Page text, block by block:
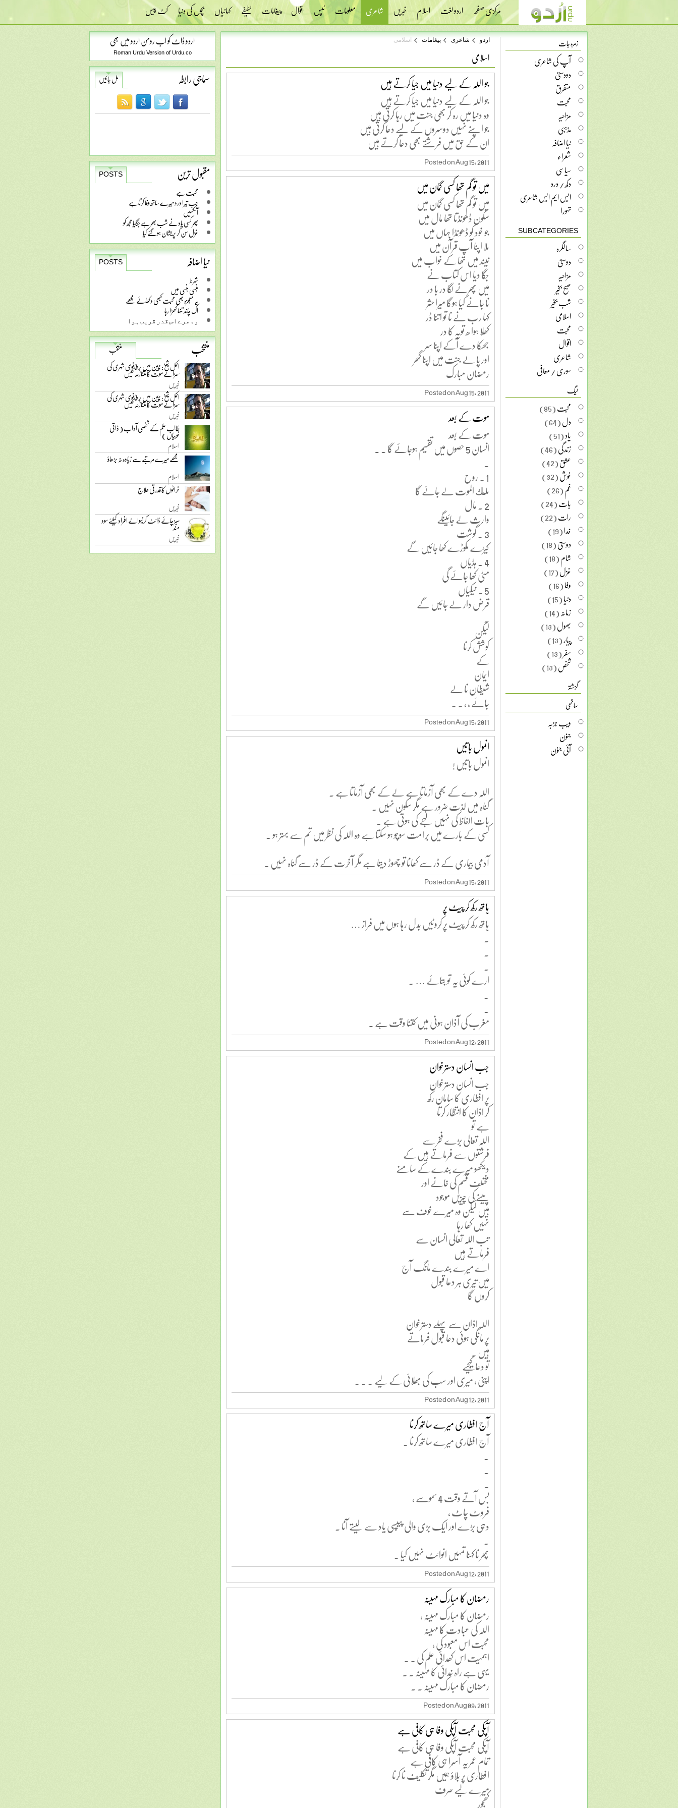
مرکزی صفحہ اردو لغت اسلام خبریں شاعری معلومات ٹپس اقوال پیغامات لطیفے کہانیاں بچوں کی دنیا کٹ پیس
اردو ڈاٹ کو اب رومن اردو میں بھی
Roman Urdu Version of Urdu.co
سماجی رابطہ مل جائیں
مقبول ترین
POSTS
محبت ہے
جب تیرا درد میرے ساتھ وفا کرتا ہے
آنکھیں
پھر کسی یاد نے شب بھر ہے جگایا مجھ کو
غزل سن کر پریشان ہو گئے کیا
نیا اضافہ
POSTS
شرط
ہنسی ہنسی میں
یہ معجزہ بھی محبت کبھی دکھائے مجھے
اک چاند تنہا کھڑا رہا
ﻭﮦ ﻣﺮﮮ ﺍﺱ ﻗﺪﺭ ﻗﺮﯾﺐ ﮨﻮﺍ
منتخب
منتخب
اکمل شیخ: چین میں برطانوی شہری کی
سزائے موت کا متنازعہ کیس
خبریں
اکمل شیخ: چین میں برطانوی شہری کی
سزائے موت کا متنازعہ کیس
خبریں
طالب علم کے شخصی آداب ( ذاتی
خوبیاں )
اسلام
مجھے میرے مرتبے سے زیادہ نہ بڑھاؤ
اسلام
خراٹوں کا قدرتی علاج
خبریں
سبز چائے ڈائٹ کرنیوالے افراد کیلئے سود
مند
خبریں
اردو شاعری پیغامات اسلامی
اسلامی
جو اللہ کے لیے دنیا میں جیا کرتے ہیں
جو اللہ کے لیے دنیا میں جیا کرتے ہیں
وہ دنیا میں رہ کر بھی جنت میں رہا کرتی ہیں
جو اپنے نہیں دوسروں کے لیے دعا کرتی ہیں
ان کے حق میں فرشتے بھی دعا کرتے ہیں
Posted on Aug 15, 2011
میں تو گم تھا کسی گمان میں
میں تو گم تھا کسی گمان میں
سکون ڈھونڈتا تھا مال میں
جو خود کو ڈھونڈا جہاں میں
ملا اپنا آپ قرآن میں
نیند میں تھا کے خواب میں
جگا دیا اس کتاب نے
میں پھرنے لگا در با در
نا جانے کیا ہوگا میرا حشر
کہا رب نے نا تو اتنا ڈر
کھلا ہوا ھ توبہ کا در
جھکا دے آکے اپنا سر
اور پا لے جنت میں اپنا گھر
رمضان مبارک
Posted on Aug 15, 2011
موت کے بعد
موت کے بعد
انسان 5 حصوں میں تقسیم ہوجائے گا . .
.
1 . روح
ملك الموت لے جائے گا
2 . مال
وارث لے جائینگے
3 . گوشت
کیڑے مکوڑے کھا جائیں گے
4 . ہڈیاں
مٹی کھا جائے گی
5 . نیکیاں
قرض دار لے جائیں گے
.
لیکن
کوشش کرنا
کے
ایمان
شیطان نا لے
جائے ، ، . .
Posted on Aug 15, 2011
انمول باتیں
انمول باتیں !
اللہ دے کے بھی آزماتا ہے لے کے بھی آزماتا ہے .
گناہ میں لذت ضرور ہے مگر سکون نہیں .
بات الفاظ کی نہیں لہجے کی ہوتی ہے .
کسی کے بارے میں برا مت سوچو ہو سکتا ہے وہ اللہ کی نظر میں تم سے بہتر ہو .
آدمی بیماری کے ڈر سے کھانا تو چھوڑ دیتا ہے مگر آخرت کے ڈر سے گناہ نہیں .
Posted on Aug 15, 2011
ہاتھ رکھ کر پیٹ پر
ہاتھ رکھ کر پیٹ پر کروٹیں بدل رہا ہوں میں فراز …
.
.
.
ارے کوئی یہ تو بتائے … .
.
.
مغرب کی آذان ہونی میں کتنا وقت ہے .
Posted on Aug 12, 2011
جب انسان دسترخوان
جب انسان دسترخوان
پر افطاری کا سامان رکھ
کر اذان کا انتظار کرتا
ہے تو
اللہ تعالی بڑے فخر سے
فرشتوں سے فرماتے ہیں کے
دیکھو میرے بندے کے سامنے
مختلف قسم کی خانے اور
پینے کی چیزیں موجود
ہیں لیکن وہ میرے خوف سے
نہیں کھا رہا
تب اللہ تعالی انسان سے
فرماتے ہیں
اے میرے بندے مانگ آج
میں تیری ہر دعا قبول
کروں گا
اللہ اذان سے پہلے دسترخوان
پر مانگی ہوئی دعا قبول فرماتے
ہیں .
تو دعا کیجیے
اپنی ، میری اور سب کی بھلائی کے لیے . . .
Posted on Aug 12, 2011
آج افطاری میرے ساتھ کرنا
آج افطاری میرے ساتھ کرنا .
.
.
.
بس آتے وقت 4 سموسے ،
فروٹ چاٹ ،
دہی بڑے اور ایک بڑی والی پیپسی یاد سے لیتے آنا .
.
پھر نا کہنا تمہیں انوائٹ نہیں کیا .
Posted on Aug 12, 2011
رمضان کا مبارک مہینہ
رمضان کا مبارک مہینہ ،
اللہ کی عبادت کا مہینہ
محبت اس معبود کی ،
اہمیت اس کھدائی علم کی . .
یہی ہے راہ خدائی کا مہینہ . .
رمضان کا مبارک مہینہ . .
Posted on Aug 09, 2011
آپکی محبت آپکی وفا ہی کافی ہے
آپکی محبت آپکی وفا ہی کافی ہے
تمام عمر یہ آسْرا ہی کافی ہے
افطاری پر بلاؤ ہمیں مگر تکلیف نا کرنا
میرے لیے صرف
زمرہ جات
آپ کی شاعری
دودستی
متفرق
محبت
مزاحیہ
مذہبی
نیا اضافہ
شعراء
سیاسی
دکھ / درد
ایس ایم ایس شاعری
تہورا
SUB CATEGORIES
سالگرہ
دوستی
مزاحیہ
صبح بخیر
شب بخیر
اسلامی
محبت
اقوال
شاعری
سوری / معافی
ٹیگ
محبت(85)
دل(64)
یاد(51)
زندگی(46)
عشق(42)
خوش(32)
غم(26)
بات(24)
رات(22)
خدا(19)
دوستی(18)
شام(18)
غزل(17)
وفا(16)
دنیا(15)
زمانہ(14)
بھول(13)
پیار(13)
سفر(13)
شخص(13)
گزشتہ
ساتھی
ویب جزبہ
جنون
آئی جنون